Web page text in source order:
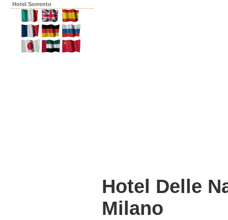
Hotel Sorrento
Hotel Delle
Milano